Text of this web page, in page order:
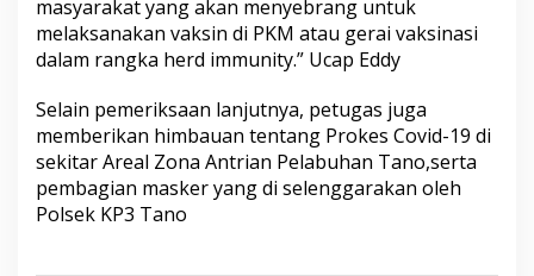
masyarakat yang akan menyebrang untuk
melaksanakan vaksin di PKM atau gerai vaksinasi
dalam rangka herd immunity.” Ucap Eddy
Selain pemeriksaan lanjutnya, petugas juga
memberikan himbauan tentang Prokes Covid-19 di
sekitar Areal Zona Antrian Pelabuhan Tano,serta
pembagian masker yang di selenggarakan oleh
Polsek KP3 Tano